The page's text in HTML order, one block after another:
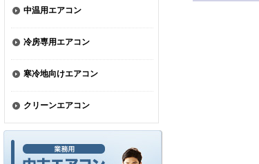
中温用エアコン
冷房専用エアコン
寒冷地向けエアコン
クリーンエアコン